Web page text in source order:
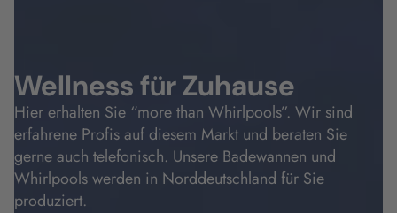
Wellness für Zuhause
Hier erhalten Sie “more than Whirlpools”. Wir sind
erfahrene Profis auf diesem Markt und beraten Sie
gerne auch telefonisch. Unsere Badewannen und
Whirlpools werden in Norddeutschland für Sie
produziert.